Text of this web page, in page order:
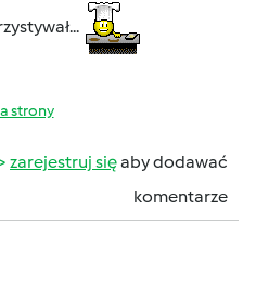
strony
zarejestruj sięaby dodawać
komentarze